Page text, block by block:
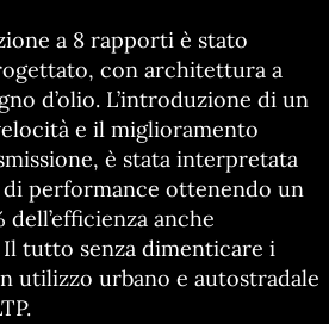
a 8 rapporti è stato
con architettura a
d’olio. L’introduzione di un
e il miglioramento
è stata interpretata
di performance ottenendo un
anche
tutto senza dimenticare i
utilizzo urbano e autostradale